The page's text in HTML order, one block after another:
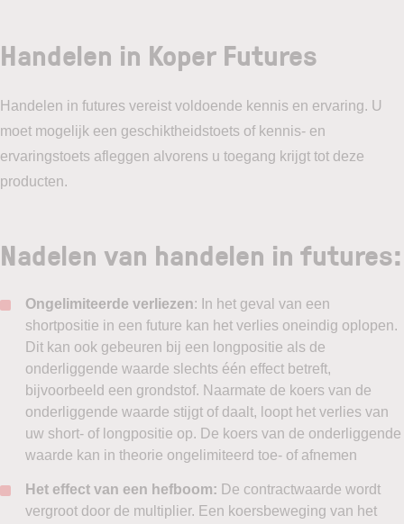
Handelen in Koper Futures
Handelen in futures vereist voldoende kennis en ervaring. U
moet mogelijk een geschiktheidstoets of kennis- en
ervaringstoets afleggen alvorens u toegang krijgt tot deze
producten.
Nadelen van handelen in futures:
Ongelimiteerde verliezen: In het geval van een
shortpositie in een future kan het verlies oneindig oplopen.
Dit kan ook gebeuren bij een longpositie als de
onderliggende waarde slechts één effect betreft,
bijvoorbeeld een grondstof. Naarmate de koers van de
onderliggende waarde stijgt of daalt, loopt het verlies van
uw short- of longpositie op. De koers van de onderliggende
waarde kan in theorie ongelimiteerd toe- of afnemen
Het effect van een hefboom: De contractwaarde wordt
vergroot door de multiplier. Een koersbeweging van het